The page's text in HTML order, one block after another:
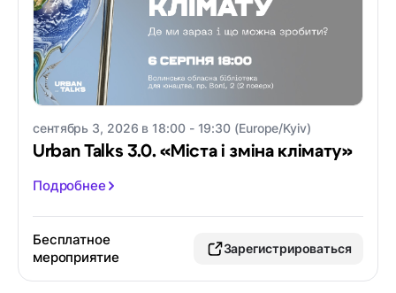
сентябрь 3, 2026 в 18:00 - 19:30 (Europe/Kyiv)
Urban Talks 3.0. «Міста і зміна клімату»
Подробнее
Бесплатное
мероприятие
Зарегистрироваться